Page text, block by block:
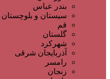
بندر عباس
سیستان و بلوچستان
قم
گلستان
شهرکرد
آذربایجان شرقی
رامسر
زنجان